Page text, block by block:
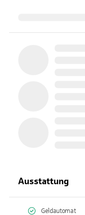
Ausstattung
Geldautomat